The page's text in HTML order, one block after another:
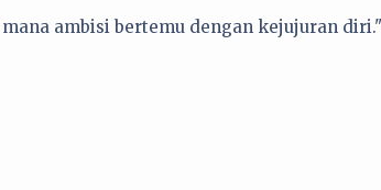
ambisi bertemu dengan kejujuran diri."